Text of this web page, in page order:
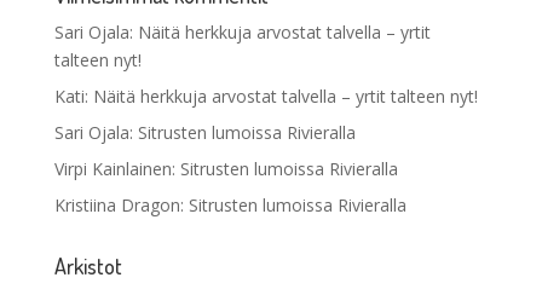
Sari Ojala: Näitä herkkuja arvostat talvella – yrtit
talteen nyt!
Kati: Näitä herkkuja arvostat talvella – yrtit talteen nyt!
Sari Ojala: Sitrusten lumoissa Rivieralla
Virpi Kainlainen: Sitrusten lumoissa Rivieralla
Kristiina Dragon: Sitrusten lumoissa Rivieralla
Arkistot